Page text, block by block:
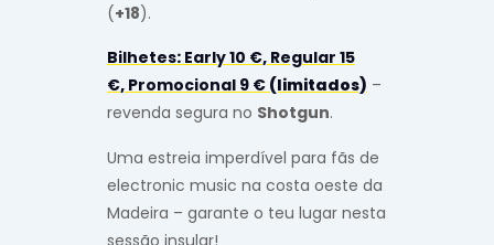
(+18).
Bilhetes: Early 10 €, Regular 15
€, Promocional 9 € (limitados) –
revenda segura no Shotgun.
Uma estreia imperdível para fãs de
electronic music na costa oeste da
Madeira – garante o teu lugar nesta
sessão insular!